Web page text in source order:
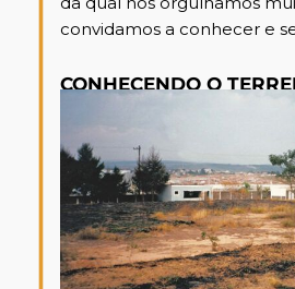
convidamos a conhecer e
CONHECENDO O